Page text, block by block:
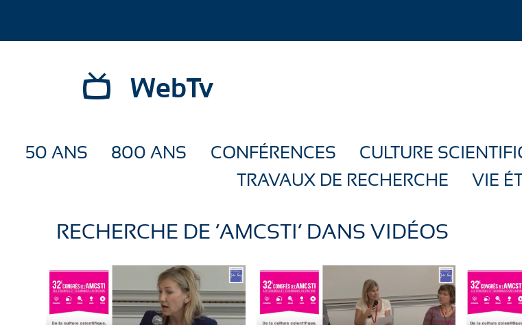
WebTv
50 ANS 800 ANS CONFÉRENCES CULTURE
TRAVAUX DE RECHERCHE
VIE
RECHERCHE DE ’AMCSTI’ DANS VIDÉOS